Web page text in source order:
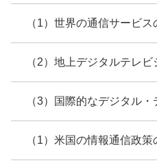
（1）世界の通信サービ
（2）地上デジタルテレ
（3）国際的なデジタル
（1）米国の情報通信政策